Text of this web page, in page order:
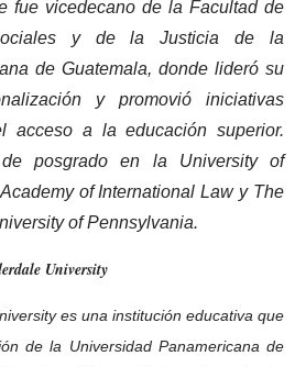
fue vicedecano de la Facultad de
y de la Justicia de la
de Guatemala, donde lideró su
y promovió iniciativas
acceso a la educación superior.
posgrado en la University of
of International Law y The
of Pennsylvania.
University
es una institución educativa que
de la Universidad Panamericana de